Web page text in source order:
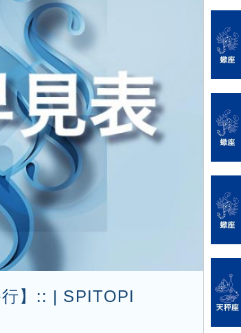
】:: | SPITOPI